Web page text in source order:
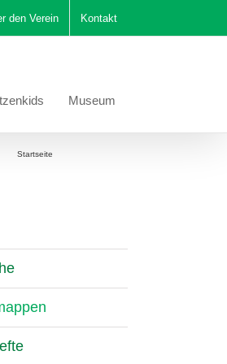
den Verein Kontakt
Museum
Startseite